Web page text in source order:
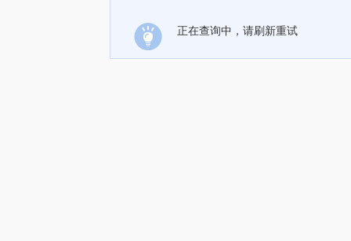
正在查询中，请刷新重试